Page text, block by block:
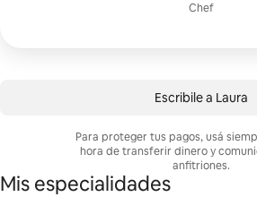
Chef
Escribile a Laura
Para proteger tus pagos, usá
hora de transferir dinero y
anfitriones.
Mis especialidades